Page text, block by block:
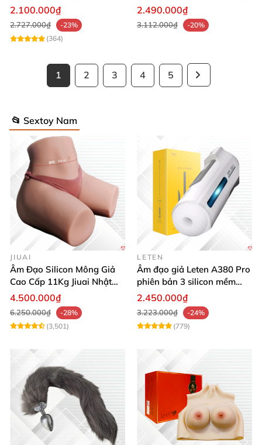
thích cực đỉnh
2.100.000₫
2.727.000₫
-23%
(364)
2.490.000₫
3.112.000₫ -20%
1 2 3 4 5
📂 Sextoy Nam
JIUAI
Âm Đạo Silicon Mông Giả
Cao Cấp 11Kg Jiuai Nhật
Bản Thật Như
4.500.000₫
6.250.000₫
-28%
(3,501)
LETEN
Âm đạo giả Leten A380 Pro
phiên bản 3 silicon mềm
mại kích thích
2.450.000₫
3.223.000₫
-24%
(779)